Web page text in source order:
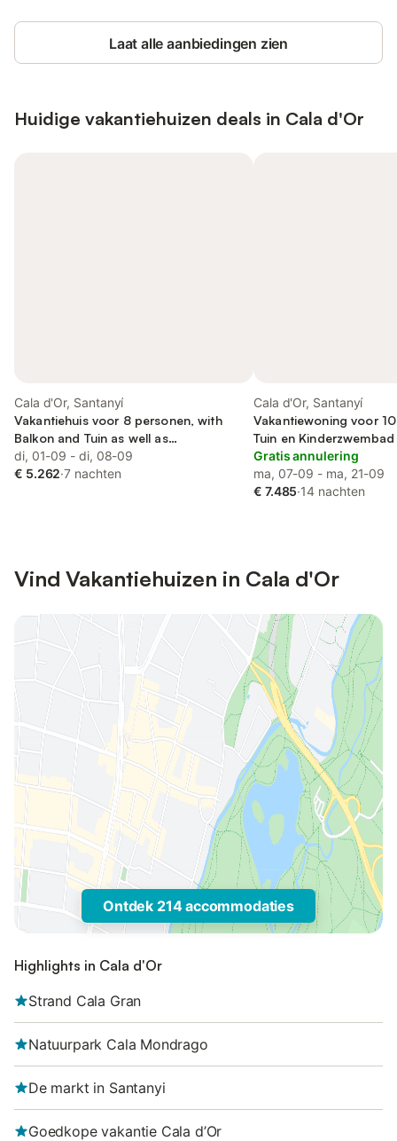
Laat alle aanbiedingen zien
Huidige vakantiehuizen deals in Cala d'Or
Cala d'Or, Santanyí
Vakantiehuis voor 8 personen, with
Balkon and Tuin as well as
Kinderzwembad
di, 01-09 - di, 08-09
€ 5.262·7 nachten
Cala d'Or, Santanyí
Vakantiewoning voor
Tuin en Kinderzwembad
Gratis annulering
ma, 07-09 - ma, 21-09
€ 7.485·14 nachten
Vind Vakantiehuizen in Cala d'Or
Ontdek 214 accommodaties
Highlights in Cala d'Or
Strand Cala Gran
Natuurpark Cala Mondrago
De markt in Santanyi
Goedkope vakantie Cala d’Or